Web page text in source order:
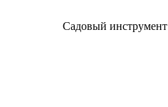
Садовый инструмент